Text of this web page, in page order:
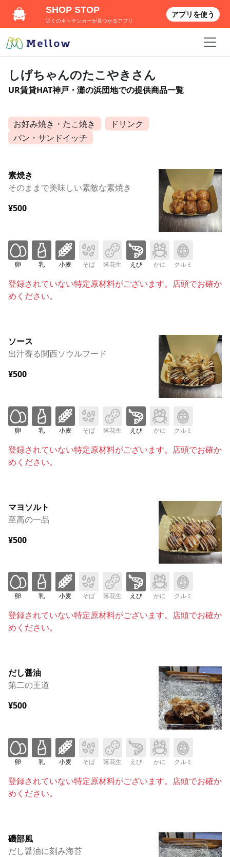
しげちゃんのたこやきさん
UR賃貸HAT神戸・灘の浜団地での提供商品一覧
お好み焼き・たこ焼き
ドリンク
パン・サンドイッチ
素焼き
そのままで美味しい素敵な素焼き
¥500
卵 乳 小麦 そば 落花生 えび かに クルミ
登録されていない特定原材料がございます。店頭でお確か
めください。
ソース
出汁香る関西ソウルフード
¥500
卵 乳 小麦 そば 落花生 えび かに クルミ
登録されていない特定原材料がございます。店頭でお確か
めください。
マヨソルト
至高の一品
¥500
卵 乳 小麦 そば 落花生 えび かに クルミ
登録されていない特定原材料がございます。店頭でお確か
めください。
だし醤油
第二の王道
¥500
卵 乳 小麦 そば 落花生 えび かに クルミ
登録されていない特定原材料がございます。店頭でお確か
めください。
磯部風
だし醤油に刻み海苔
SHOP STOP
近くのキッチンカーが見つかるアプリ
アプリを使う